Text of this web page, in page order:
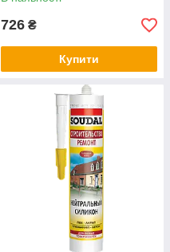
726 ₴
Купити